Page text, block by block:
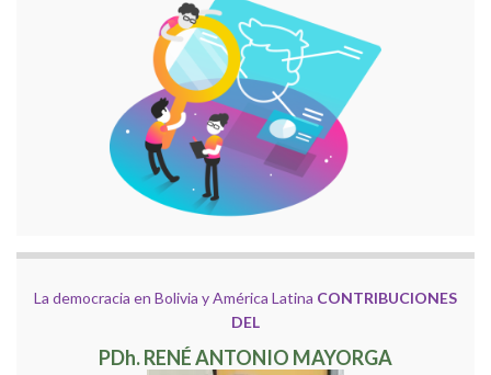
La democracia en Bolivia y América Latina CONTRIBUCIONES
DEL
PDh. RENÉ ANTONIO MAYORGA